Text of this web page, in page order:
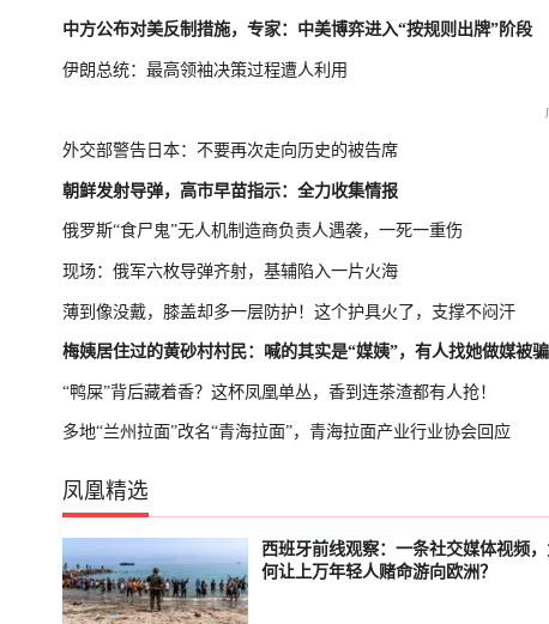
中方公布对美反制措施，专家：中美博弈进入“按规则出牌”阶段
伊朗总统：最高领袖决策过程遭人利用
外交部警告日本：不要再次走向历史的被告席
朝鲜发射导弹，高市早苗指示：全力收集情报
俄罗斯“食尸鬼”无人机制造商负责人遇袭，一死一重伤
现场：俄军六枚导弹齐射，基辅陷入一片火海
薄到像没戴，膝盖却多一层防护！这个护具火了，支撑不闷汗
梅姨居住过的黄砂村村民：喊的其实是“媒姨”，有人找她做媒被骗
“鸭屎”背后藏着香？这杯凤凰单丛，香到连茶渣都有人抢！
多地“兰州拉面”改名“青海拉面”，青海拉面产业行业协会回应
凤凰精选
西班牙前线观察：一条社交媒体视频
何让上万年轻人赌命游向欧洲？
轮播中